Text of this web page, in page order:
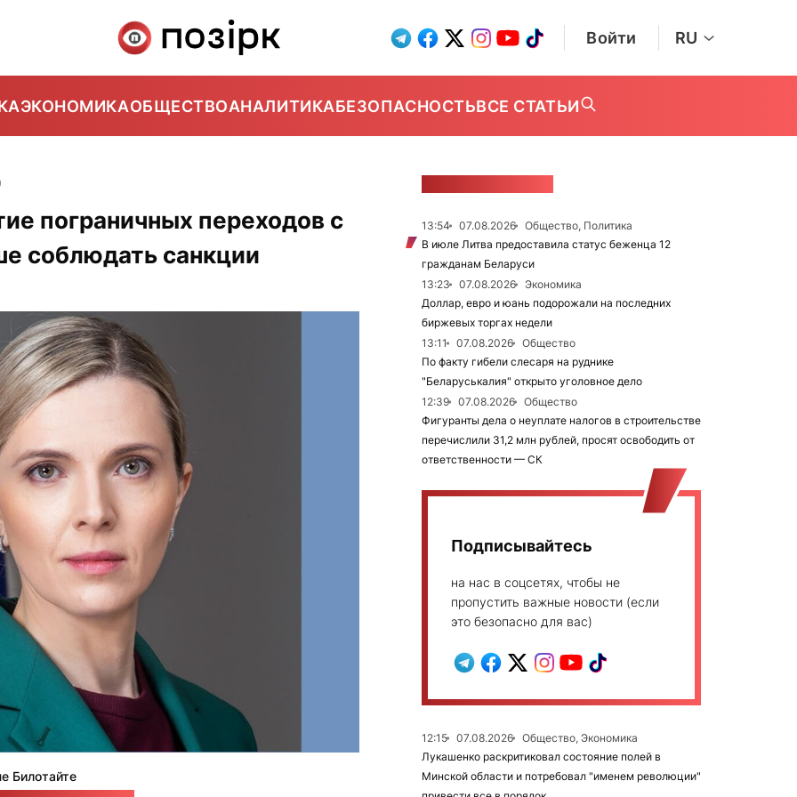
Войти RU
ЭКОНОМИКАОБЩЕСТВОАНАЛИТИКАБЕЗОПАСНОСТЬВСЕ СТАТЬИ
пограничных переходов с
соблюдать санкции
Билотайте
13:54 07.08.2026
Общество, Политика
В июле Литва предоставила статус беженца 12
гражданам Беларуси
13:23
07.08.2026
Экономика
Доллар, евро и юань подорожали на последних
биржевых торгах недели
13:11
07.08.2026
Общество
По факту гибели слесаря на руднике
"Беларуськалия" открыто уголовное дело
12:39
07.08.2026
Общество
Фигуранты дела о неуплате налогов в строительстве
перечислили 31,2 млн рублей, просят освободить от
ответственности — СК
Подписывайтесь
на нас в соцсетях, чтобы не
пропустить важные новости (если
это безопасно для вас)
12:15 07.08.2026
Общество, Экономика
Лукашенко раскритиковал состояние полей в
Минской области и потребовал "именем революции"